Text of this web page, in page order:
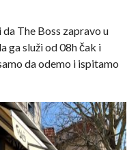
The Boss zapravo u
ga služi od 08h čak i
da odemo i ispitamo